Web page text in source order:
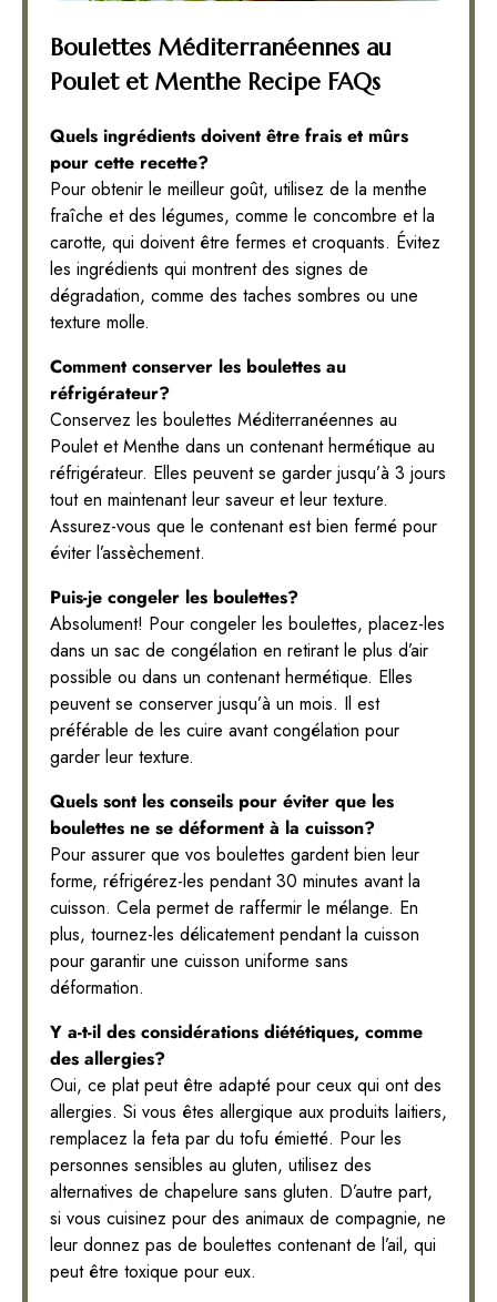
Boulettes Méditerranéennes au
Poulet et Menthe Recipe FAQs
Quels ingrédients doivent être frais et mûrs
pour cette recette?
Pour obtenir le meilleur goût, utilisez de la menthe
fraîche et des légumes, comme le concombre et la
carotte, qui doivent être fermes et croquants. Évitez
les ingrédients qui montrent des signes de
dégradation, comme des taches sombres ou une
texture molle.
Comment conserver les boulettes au
réfrigérateur?
Conservez les boulettes Méditerranéennes au
Poulet et Menthe dans un contenant hermétique au
réfrigérateur. Elles peuvent se garder jusqu’à 3 jours
tout en maintenant leur saveur et leur texture.
Assurez-vous que le contenant est bien fermé pour
éviter l’assèchement.
Puis-je congeler les boulettes?
Absolument! Pour congeler les boulettes, placez-les
dans un sac de congélation en retirant le plus d’air
possible ou dans un contenant hermétique. Elles
peuvent se conserver jusqu’à un mois. Il est
préférable de les cuire avant congélation pour
garder leur texture.
Quels sont les conseils pour éviter que les
boulettes ne se déforment à la cuisson?
Pour assurer que vos boulettes gardent bien leur
forme, réfrigérez-les pendant 30 minutes avant la
cuisson. Cela permet de raffermir le mélange. En
plus, tournez-les délicatement pendant la cuisson
pour garantir une cuisson uniforme sans
déformation.
Y a-t-il des considérations diététiques, comme
des allergies?
Oui, ce plat peut être adapté pour ceux qui ont des
allergies. Si vous êtes allergique aux produits laitiers,
remplacez la feta par du tofu émietté. Pour les
personnes sensibles au gluten, utilisez des
alternatives de chapelure sans gluten. D’autre part,
si vous cuisinez pour des animaux de compagnie, ne
leur donnez pas de boulettes contenant de l’ail, qui
peut être toxique pour eux.